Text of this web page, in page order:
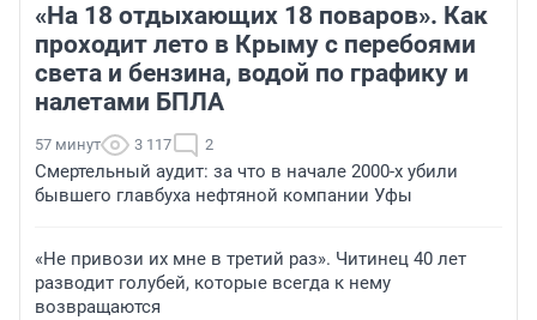
«На 18 отдыхающих 18 поваров». Как
проходит лето в Крыму с перебоями
света и бензина, водой по графику и
налетами БПЛА
57 минут 3 117 2
Смертельный аудит: за что в начале 2000-х убили
бывшего главбуха нефтяной компании Уфы
«Не привози их мне в третий раз». Читинец 40 лет
разводит голубей, которые всегда к нему
возвращаются